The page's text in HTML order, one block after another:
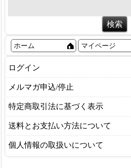
ホーム マイページ
ログイン
メルマガ申込/停止
特定商取引法に基づく表示
送料とお支払い方法について
個人情報の取扱いについて